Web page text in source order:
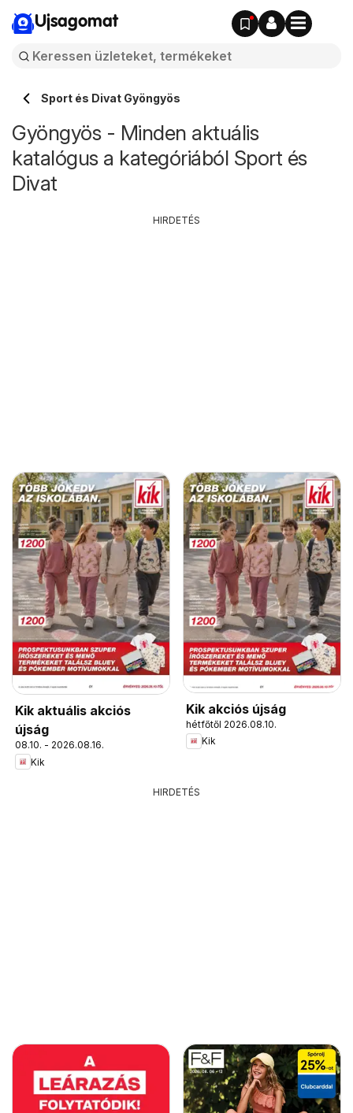
Ujsagomat
Sport és Divat Gyöngyös
Gyöngyös - Minden aktuális
katalógus a kategóriából Sport és
Divat
Kik aktuális akciós
újság
08.10. - 2026.08.16.
Kik
Kik akciós újság
hétfőtől 2026.08.10.
Kik
HIRDETÉS
HIRDETÉS